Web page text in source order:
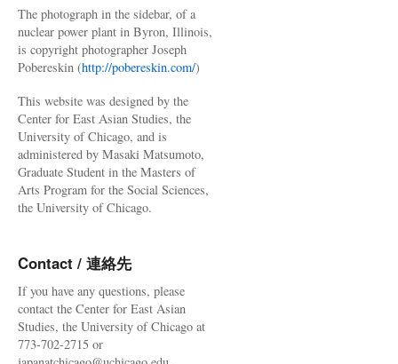
The photograph in the sidebar, of a
nuclear power plant in Byron, Illinois,
is copyright photographer Joseph
Pobereskin (http://pobereskin.com/)
This website was designed by the
Center for East Asian Studies, the
University of Chicago, and is
administered by Masaki Matsumoto,
Graduate Student in the Masters of
Arts Program for the Social Sciences,
the University of Chicago.
Contact / 連絡先
If you have any questions, please
contact the Center for East Asian
Studies, the University of Chicago at
773-702-2715 or